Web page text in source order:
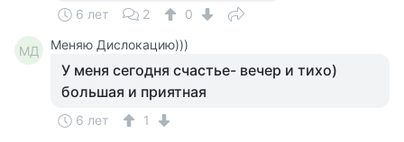
6 лет 2 0
МД Меняю Дислокацию)))
У меня сегодня счастье- вечер и тихо)
большая и приятная
6 лет 1